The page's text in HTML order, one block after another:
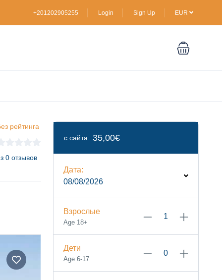
+201202905255 Login Sign Up EUR
рейтинга
0 отзывов
с сайта 35,00€
Дата:
08/08/2026
Взрослые
Age 18+
Дети
Age 6-17